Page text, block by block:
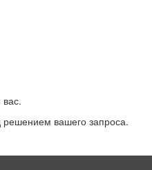
вашего запроса.